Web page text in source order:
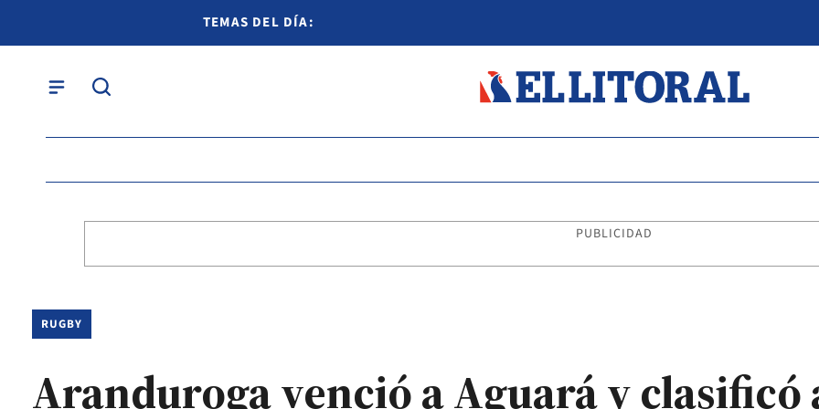
TEMAS DEL DÍA:
PUBLICIDAD
RUGBY
Aranduroga venció a Aguará y clasificó